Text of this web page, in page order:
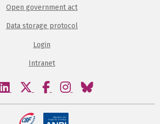
Open government act
Data storage protocol
Login
Intranet
Visit
linkedin
Visit
twitter
Visit
facebook
Visit
instagram
Visit